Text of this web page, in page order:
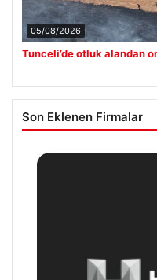
05/08/2026
Tunceli’de otluk alandan
Son Eklenen Firmalar